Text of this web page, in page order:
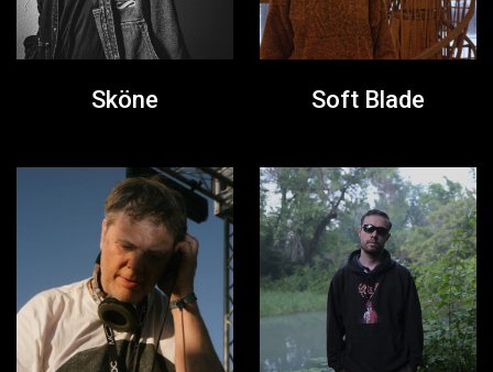
Sköne Soft Blade